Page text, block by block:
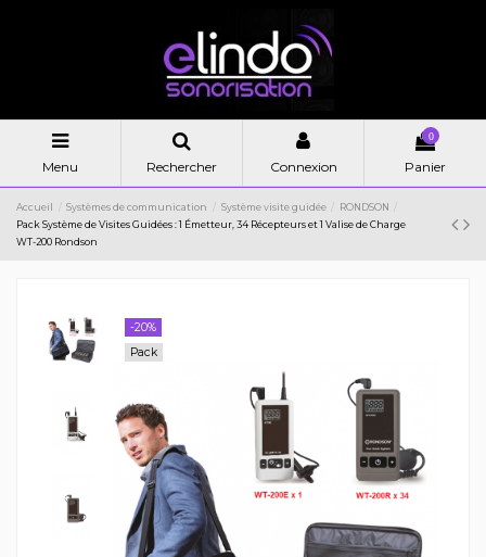
Menu Rechercher Connexion
0
Panier
Accueil Systèmes de communication Système visite guidée
RONDSON
Pack Système de Visites Guidées : 1 Émetteur, 34 Récepteurs et 1 Valise de Charge
WT-200 Rondson
-20%
Pack